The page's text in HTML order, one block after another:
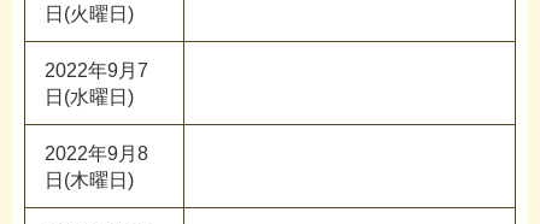
日(火曜日)
2022年9月7
日(水曜日)
2022年9月8
日(木曜日)